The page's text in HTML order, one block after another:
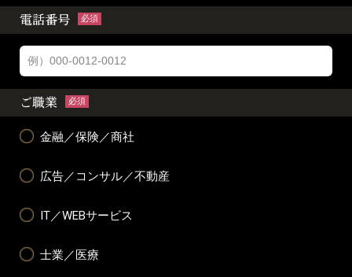
電話番号 必須
ご職業 必須
金融／保険／商社
広告／コンサル／不動産
IT／WEBサービス
士業／医療